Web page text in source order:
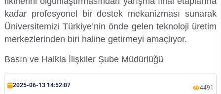
kadar profesyonel bir destek mekanizması sunarak
Üniversitemizi Türkiye’nin önde gelen teknoloji üretim
merkezlerinden biri haline getirmeyi amaçlıyor.
Basın ve Halkla İlişkiler Şube Müdürlüğü
2025-06-13 14:52:07 4491
Restorasyon ve Koruma Merkezi
Sürdürülebilir Çevre Uygulama ve Araştırma Merkezi
Sürekli Eğitim Uygulama ve Araştırma Merkezi
Turizm Uygulama ve Araştırma Merkezi